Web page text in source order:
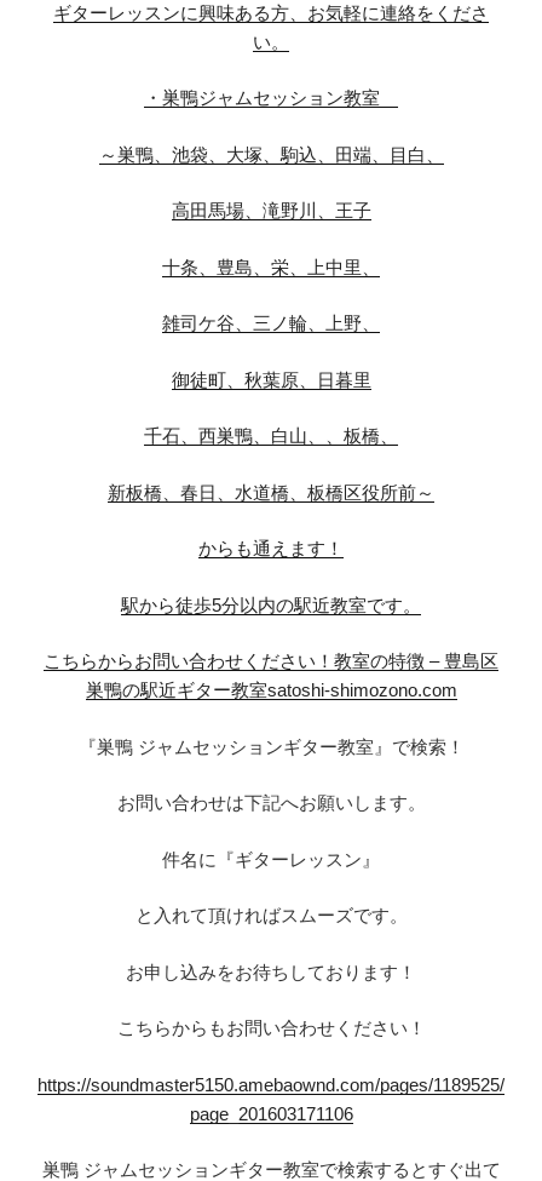
ギターレッスンに興味ある方、お気軽に連絡をくださ
い。
・巣鴨ジャムセッション教室
～巣鴨、池袋、大塚、駒込、田端、目白、
高田馬場、滝野川、王子
十条、豊島、栄、上中里、
雑司ケ谷、三ノ輪、上野、
御徒町、秋葉原、日暮里
千石、西巣鴨、白山、、板橋、
新板橋、春日、水道橋、板橋区役所前～
からも通えます！
駅から徒歩5分以内の駅近教室です。
こちらからお問い合わせください！ 教室の特徴 – 豊島区
巣鴨の駅近ギター教室satoshi-shimozono.com
『巣鴨 ジャムセッションギター教室』で検索！
お問い合わせは下記へお願いします。
件名に『ギターレッスン』
と入れて頂ければスムーズです。
お申し込みをお待ちしております！
こちらからもお問い合わせください！
https://soundmaster5150.amebaownd.com/pages/1189525/
page_201603171106
巣鴨 ジャムセッションギター教室で検索するとすぐ出て